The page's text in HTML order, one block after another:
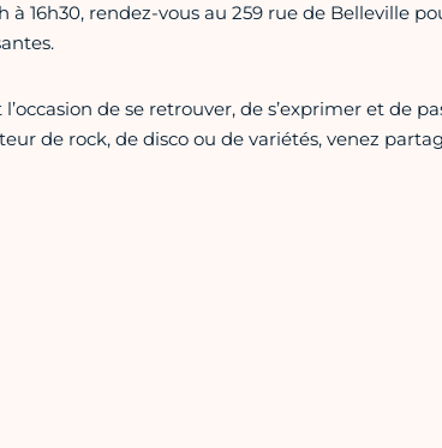
à 16h30, rendez-vous au 259 rue de Belleville
de se retrouver, de s’exprimer et de
de rock, de disco ou de variétés, venez